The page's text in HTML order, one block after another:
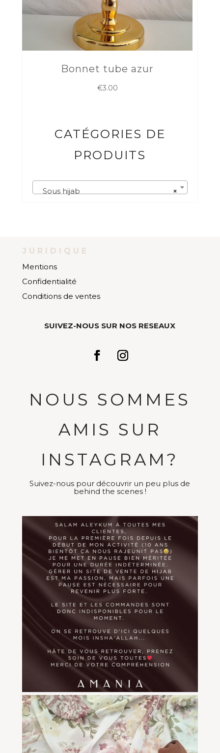
Bonnet tube azur
€3.00
CATÉGORIES DE
PRODUITS
×
Sous hijab
JURIDIQUE
Mentions
Confidentialité
Conditions de ventes
SUIVEZ-NOUS SUR NOS RESEAUX
NOUS SOMMES
AMIS SUR
INSTAGRAM?
Suivez-nous pour découvrir un peu plus de
behind the scenes !